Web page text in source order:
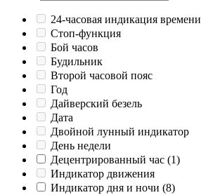
24-часовая индикация времени
Cтоп-функция
Бой часов
Будильник
Второй часовой пояс
Год
Дайверский безель
Дата
Двойной лунный индикатор
День недели
Децентрированный час (1)
Индикатор движения
Индикатор дня и ночи (8)